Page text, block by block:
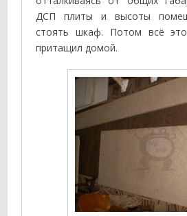
ДСП плиты и высоты
стоять шкаф. Потом всё
притащил домой.